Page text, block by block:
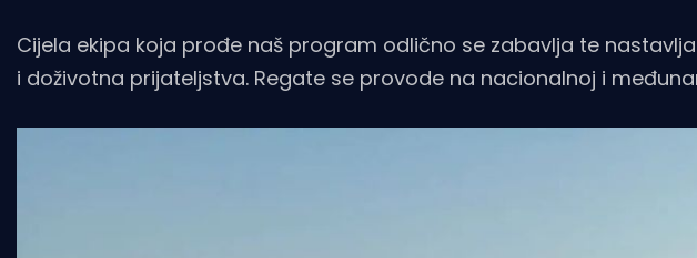
Cijela ekipa koja prođe naš program odlično se zabavlja te
i doživotna prijateljstva. Regate se provode na nacionalnoj i